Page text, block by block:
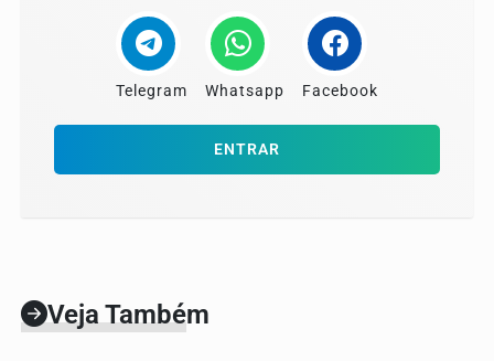
Telegram Whatsapp Facebook
ENTRAR
Veja Também